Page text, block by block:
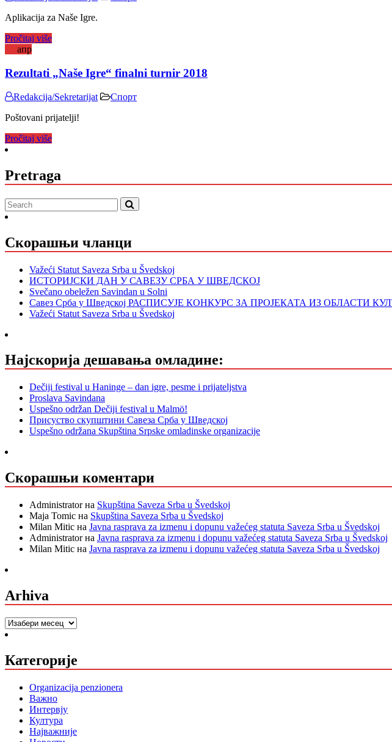
Aplikacija za Naše Igre.
Pročitaj više
апр
Rezultati „Naše Igre“ finalni turnir 2018
Redakcija/Sekretarijat
Спорт
Poštovani prijatelji!
Pročitaj više
Pretraga
Скорашњи чланци
Važeći Statut Saveza Srba u Švedskoj
ИСТОРИЈСКИ ДАН У САВЕЗУ СРБА У ШВЕДСКОЈ
Svečano obeležen Savindan u Solni
Савез Срба у Шведској РАСПИСУЈЕ КОНКУРС ЗА ПРОЈЕКАТА ИЗ ОБЛАСТИ
Važeći Statut Saveza Srba u Švedskoj
Најскорија дешавања омладине:
Dečiji festival u Haninge – dan igre, pesme i prijateljstva
Proslava Savindana
Uspešno održan Dečiji festival u Malmö!
Присуство скупштини Савеза Срба у Шведској
Uspešno održana Skupština Srpske omladinske organizacije
Скорашњи коментари
Administratorна Skupština Saveza Srba u Švedskoj
Maja Tomic на Skupština Saveza Srba u Švedskoj
Milan Mitic на Javna rasprava za izmenu i dopunu važećeg statuta Saveza Srba u Švedskoj
Administratorна Javna rasprava za izmenu i dopunu važećeg statuta Saveza Srba u Švedskoj
Milan Mitic на Javna rasprava za izmenu i dopunu važećeg statuta Saveza Srba u Švedskoj
Arhiva
Arhiva
Категорије
Organizacija penzionera
Важно
Интервју
Култура
Најважније